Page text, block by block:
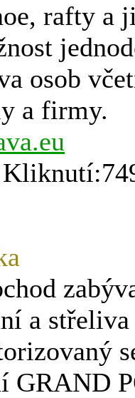
rafty a
osob
a firmy.
a
GRAND